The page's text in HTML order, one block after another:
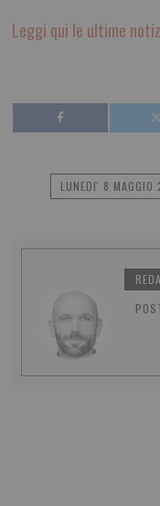
Leggi qui le ultime
LUNEDI' 8